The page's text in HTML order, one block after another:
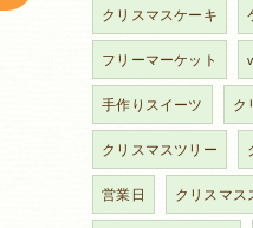
クリスマスケーキ
フリーマーケット
手作りスイーツ ク
クリスマスツリー
営業日 クリスマス